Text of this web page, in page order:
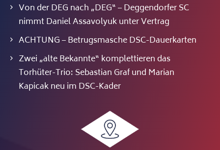
Von der DEG nach „DEG“ – Deggendorfer SC
nimmt Daniel Assavolyuk unter Vertrag
ACHTUNG – Betrugsmasche DSC-Dauerkarten
Zwei „alte Bekannte“ komplettieren das
Torhüter-Trio: Sebastian Graf und Marian
Kapicak neu im DSC-Kader